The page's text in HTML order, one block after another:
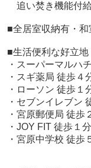
追い焚き機能付
■全居室収納有・和
■生活便利な好立
・スーパーマルハ
・スギ薬局 徒歩４
・ローソン 徒歩１
・セブンイレブン
・宮原郵便局 徒歩
・JOY FIT 徒歩１
・宮原中学校 徒歩